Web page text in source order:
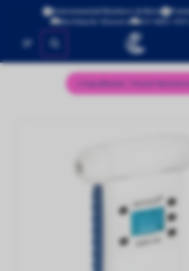
Environmental Monitors & More
Worldwide Shipping
ISO 9001:2015
No se encontraron productos
Handheld / Fixed